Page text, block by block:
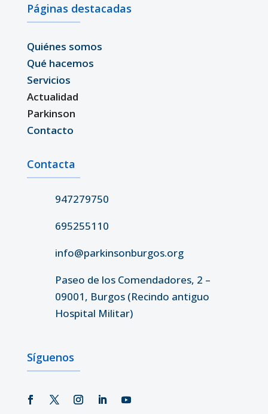
Páginas destacadas
Quiénes somos
Qué hacemos
Servicios
Actualidad
Parkinson
Contacto
Contacta
947279750
695255110
info@parkinsonburgos.org
Paseo de los Comendadores, 2 –
09001, Burgos (Recindo antiguo
Hospital Militar)
Síguenos